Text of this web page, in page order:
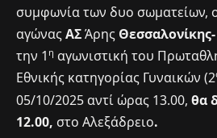
συμφωνία των δυο σωματείων,
αγώναςΑΣΆρης
την 1 η αγωνιστική του
Εθνικής κατηγορίας Γυναικών (2
05/10/2025 αντί ώρας 13.00, θα
12.00, στο Αλεξάδρειο.